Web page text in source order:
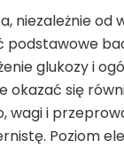
niezależnie od
podstawowe
glukozy i
okazać się
wagi i
Poziom